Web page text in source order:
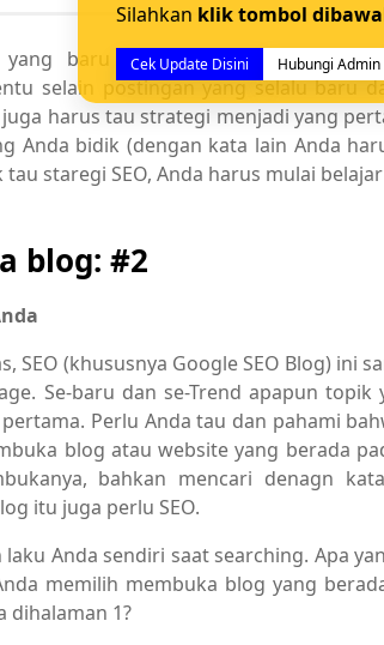
baru pertama kali berkunjung
selain postingan yang selalu baru
harus tau strategi menjadi yang
Anda bidik (dengan kata lain Anda
staregi SEO, Anda harus mulai
blog: #2
SEO (khususnya Google SEO Blog) ini
Se-baru dan se-Trend apapun topik
Perlu Anda tau dan pahami
blog atau website yang berada
bahkan mencari denagn
itu juga perlu SEO.
Anda sendiri saat searching. Apa
memilih membuka blog yang
dihalaman 1?
Silahkan klik tombol
Cek Update Disini Hubungi Admin